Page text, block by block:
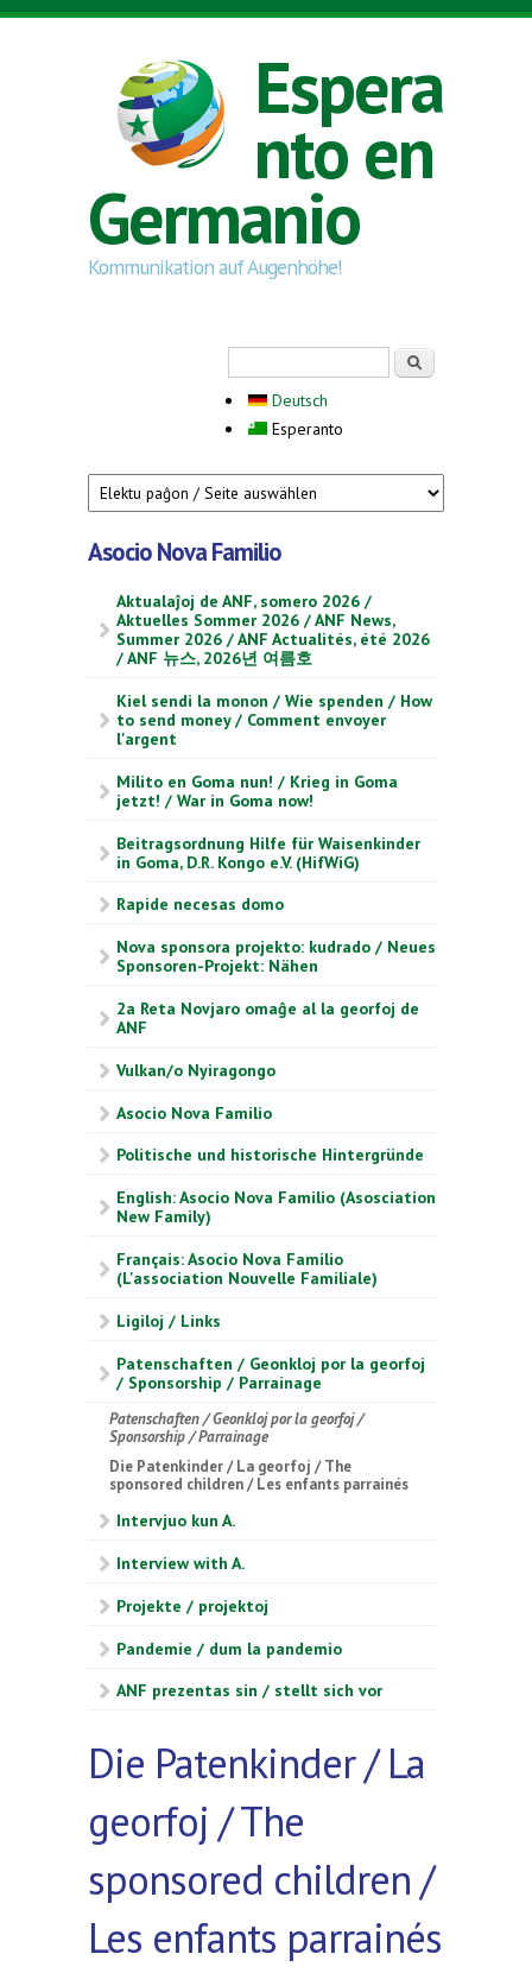
Skip to main content
Espera
nto en
Germanio
Kommunikation auf Augenhöhe!
Deutsch
Esperanto
Asocio Nova Familio
Aktualaĵoj de ANF, somero 2026 /
Aktuelles Sommer 2026 / ANF News,
Summer 2026 / ANF Actualités, été 2026
/ ANF 뉴스, 2026년 여름호
Kiel sendi la monon / Wie spenden / How
to send money / Comment envoyer
l'argent
Milito en Goma nun! / Krieg in Goma
jetzt! / War in Goma now!
Beitragsordnung Hilfe für Waisenkinder
in Goma, D.R. Kongo e.V. (HifWiG)
Rapide necesas domo
Nova sponsora projekto: kudrado / Neues
Sponsoren-Projekt: Nähen
2a Reta Novjaro omaĝe al la georfoj de
ANF
Vulkan/o Nyiragongo
Asocio Nova Familio
Politische und historische Hintergründe
English: Asocio Nova Familio (Asosciation
New Family)
Français: Asocio Nova Familio
(L'association Nouvelle Familiale)
Ligiloj / Links
Patenschaften / Geonkloj por la georfoj
/ Sponsorship / Parrainage
Patenschaften / Geonkloj por la georfoj /
Sponsorship / Parrainage
Die Patenkinder / La georfoj / The
sponsored children / Les enfants parrainés
Intervjuo kun A.
Interview with A.
Projekte / projektoj
Pandemie / dum la pandemio
ANF prezentas sin / stellt sich vor
Die Patenkinder / La
georfoj / The
sponsored children /
Les enfants parrainés